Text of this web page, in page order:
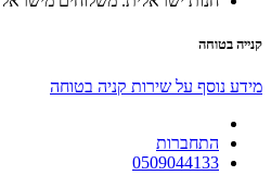
קנייה בטוחה
מידע נוסף על שירות קניה בטוחה
התחברות
0509044133